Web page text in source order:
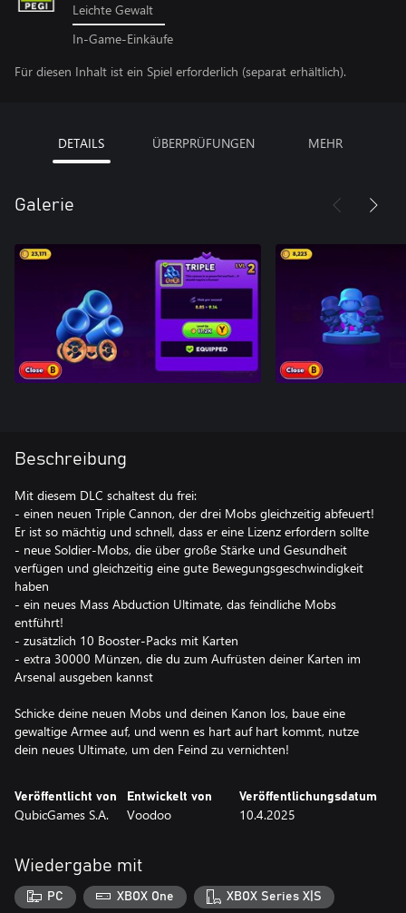
Leichte Gewalt
In-Game-Einkäufe
Für diesen Inhalt ist ein Spiel erforderlich (separat erhältlich).
DETAILS ÜBERPRÜFUNGEN MEHR
Galerie
Beschreibung
Mit diesem DLC schaltest du frei:
- einen neuen Triple Cannon, der drei Mobs gleichzeitig abfeuert!
Er ist so mächtig und schnell, dass er eine Lizenz erfordern sollte
- neue Soldier-Mobs, die über große Stärke und Gesundheit
verfügen und gleichzeitig eine gute Bewegungsgeschwindigkeit
haben
- ein neues Mass Abduction Ultimate, das feindliche Mobs
entführt!
- zusätzlich 10 Booster-Packs mit Karten
- extra 30000 Münzen, die du zum Aufrüsten deiner Karten im
Arsenal ausgeben kannst
Schicke deine neuen Mobs und deinen Kanon los, baue eine
gewaltige Armee auf, und wenn es hart auf hart kommt, nutze
dein neues Ultimate, um den Feind zu vernichten!
Veröffentlicht von
QubicGames S.A.
Entwickelt von
Voodoo
Veröffentlichungsdatum
10.4.2025
Wiedergabe mit
PC XBOX One XBOX Series X|S